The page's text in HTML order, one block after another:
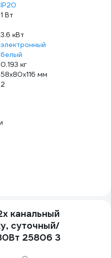
IP20
1 Вт
3.6 кВт
электронный
белый
0.193 кг
58х80х116 мм
2
канальный
суточный/
25806 3